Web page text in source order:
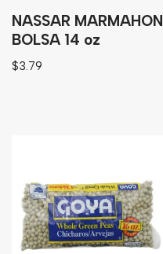
Sopas
Galletas
Golosinas
NASSAR MARMAHON
BOLSA 14 oz
$3.79